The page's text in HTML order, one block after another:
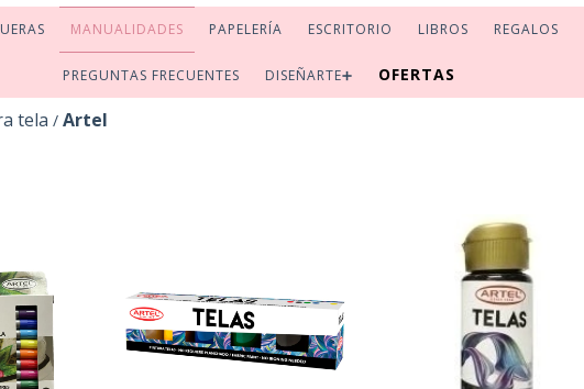
MANUALIDADES PAPELERÍA ESCRITORIO LIBROS REGALOS
PREGUNTAS FRECUENTES DISEÑARTE➕ OFERTAS
tela / Artel